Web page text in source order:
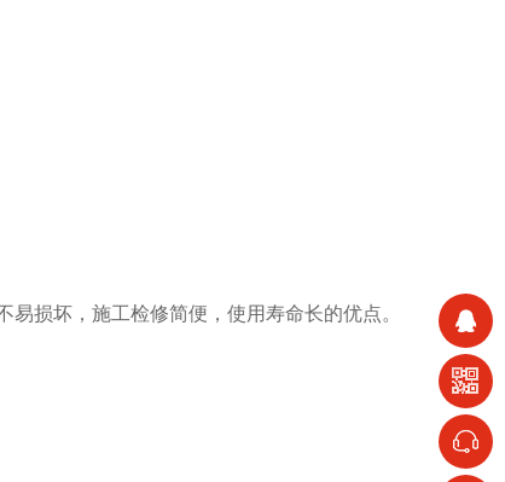
损坏，施工检修简便，使用寿命长的优点。